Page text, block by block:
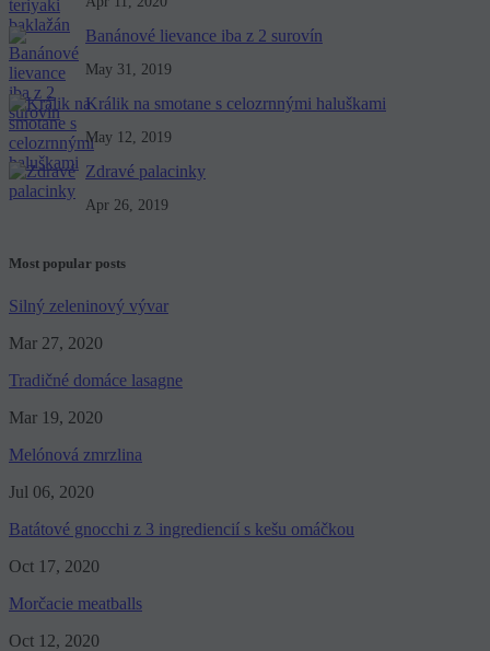
Banánové lievance iba z 2 surovín
May 31, 2019
Králik na smotane s celozrnnými haluškami
May 12, 2019
Zdravé palacinky
Apr 26, 2019
Most popular posts
Silný zeleninový vývar
Mar 27, 2020
Tradičné domáce lasagne
Mar 19, 2020
Melónová zmrzlina
Jul 06, 2020
Batátové gnocchi z 3 ingrediencií s kešu omáčkou
Oct 17, 2020
Morčacie meatballs
Oct 12, 2020